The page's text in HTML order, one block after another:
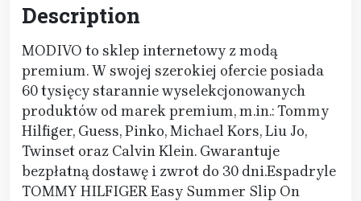
Description
MODIVO to sklep internetowy z modą
premium. W swojej szerokiej ofercie posiada
60 tysięcy starannie wyselekcjonowanych
produktów od marek premium, m.in.: Tommy
Hilfiger, Guess, Pinko, Michael Kors, Liu Jo,
Twinset oraz Calvin Klein. Gwarantuje
bezpłatną dostawę i zwrot do 30 dni.Espadryle
TOMMY HILFIGER Easy Summer Slip On